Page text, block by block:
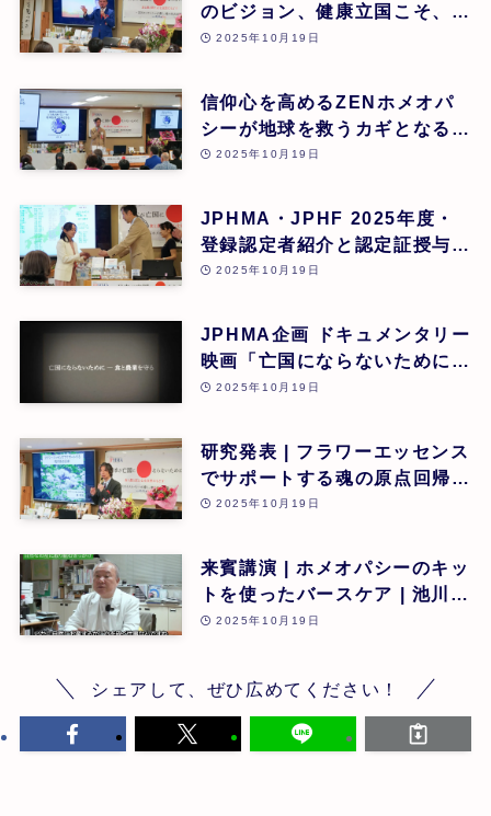
のビジョン、健康立国こそ、日
本再生の道 | 吉野敏明(医療法
ック 院長) | 第26回
2025年10月19日
信仰心を高めるZENホメオパ
シーが地球を救うカギとなる |
道繁良 | 第26回
2025年10月19日
JPHMA・JPHF 2025年度・
登録認定者紹介と認定証授与式
| 第26回
2025年10月19日
JPHMA企画 ドキュメンタリー
映画「亡国にならないために食
と農業を守る」 | 第26回
2025年10月19日
研究発表 | フラワーエッセンス
でサポートする魂の原点回帰 |
東昭史 | 第26回
2025年10月19日
来賓講演 | ホメオパシーのキッ
トを使ったバースケア | 池川
明 | 第26回
2025年10月19日
シェアして、ぜひ広めてください！